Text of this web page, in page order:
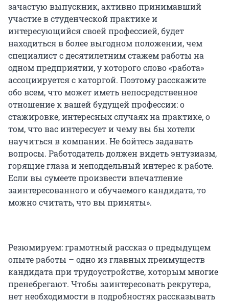
зачастую выпускник, активно принимавший
участие в студенческой практике и
интересующийся своей профессией, будет
находиться в более выгодном положении, чем
специалист с десятилетним стажем работы на
одном предприятии, у которого слово «работа»
ассоциируется с каторгой. Поэтому расскажите
обо всем, что может иметь непосредственное
отношение к вашей будущей профессии: о
стажировке, интересных случаях на практике, о
том, что вас интересует и чему вы бы хотели
научиться в компании. Не бойтесь задавать
вопросы. Работодатель должен видеть энтузиазм,
горящие глаза и неподдельный интерес к работе.
Если вы сумеете произвести впечатление
заинтересованного и обучаемого кандидата, то
можно считать, что вы приняты».
Резюмируем: грамотный рассказ о предыдущем
опыте работы – одно из главных преимуществ
кандидата при трудоустройстве, которым многие
пренебрегают. Чтобы заинтересовать рекрутера,
нет необходимости в подробностях рассказывать